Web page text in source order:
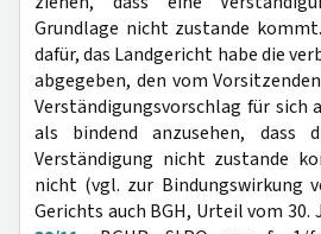
Grundlage nicht zustande
dafür, das Landgericht habe die
abgegeben, den vom
Verständigungsvorschlag für sich
als bindend anzusehen, dass
Verständigung nicht zustande
nicht (vgl. zur Bindungswirkung
Gerichts auch BGH, Urteil vom 30.